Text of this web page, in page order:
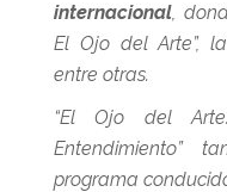
internacional,
El Ojo del Arte”,
entre otras.
“El Ojo del
Entendimiento”
programa